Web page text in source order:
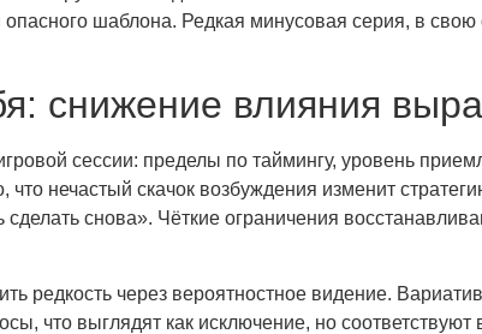
шаблона. Редкая минусовая серия, в
снижение влияния
сессии: пределы по таймингу, уровень
нечастый скачок возбуждения изменит
снова». Чёткие ограничения
редкость через вероятностное видение.
что выглядят как исключение, но соответствуют